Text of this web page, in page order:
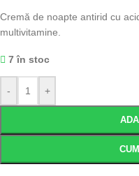
Cremă de noapte antirid cu
multivitamine.
7 în stoc
- +